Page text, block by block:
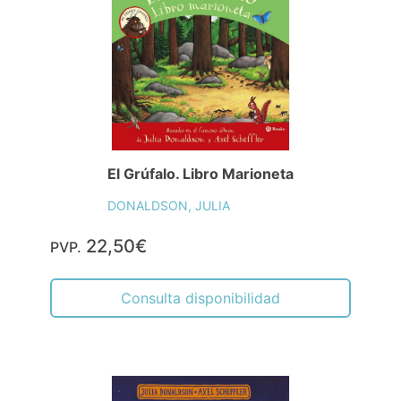
El Grúfalo. Libro Marioneta
DONALDSON, JULIA
PVP. 22,50€
Consulta disponibilidad